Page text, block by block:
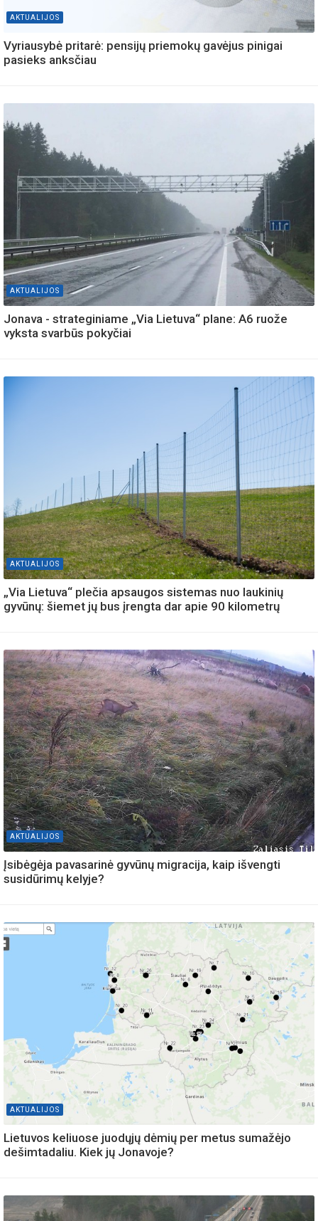
AKTUALIJOS
Vyriausybė pritarė: pensijų priemokų gavėjus pinigai
pasieks anksčiau
AKTUALIJOS
Jonava - strateginiame „Via Lietuva“ plane: A6 ruože
vyksta svarbūs pokyčiai
AKTUALIJOS
„Via Lietuva“ plečia apsaugos sistemas nuo laukinių
gyvūnų: šiemet jų bus įrengta dar apie 90 kilometrų
AKTUALIJOS
Įsibėgėja pavasarinė gyvūnų migracija, kaip išvengti
susidūrimų kelyje?
AKTUALIJOS
Lietuvos keliuose juodųjų dėmių per metus sumažėjo
dešimtadaliu. Kiek jų Jonavoje?